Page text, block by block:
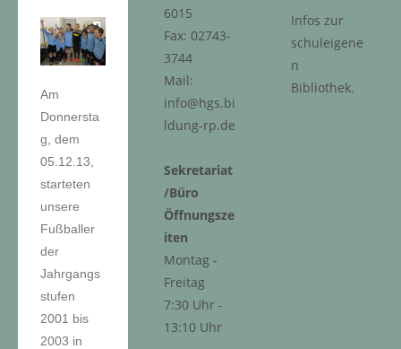
6015
Fax: 02743-
3744
Mail:
info@hgs.bi
ldung-rp.de
Sekretariat
/Büro
Öffnungsze
iten
Montag -
Freitag
7:30 Uhr -
13:10 Uhr
Am
Donnersta
g, dem
05.12.13,
starteten
unsere
Fußballer
der
Jahrgangs
stufen
2001 bis
2003 in
Infos zur
schuleigene
n
Bibliothek.